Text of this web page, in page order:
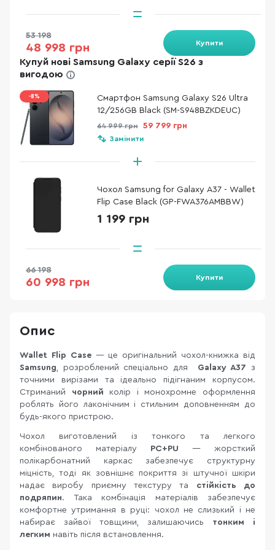
53 198
48 998 грн Купити
Купуй нові Samsung Galaxy серії S26 з
вигодою
-8%
Смартфон Samsung Galaxy S26 Ultra
12/256GB Black (SM-S948BZKDEUC)
64 999 грн 59 799 грн
Замінити
Чохол Samsung for Galaxy A37 - Wallet
Flip Case Black (GP-FWA376AMBBW)
1 199 грн
66 198
60 998 грн Купити
Опис
Wallet Flip Case— це оригінальний чохол-книжка від
Samsung, розроблений спеціально для Galaxy A37 з
точними вирізами та ідеально підігнаним корпусом.
Стриманий чорнийколір і монохромне оформлення
роблять його лаконічним і стильним доповненням до
будь-якого пристрою.
Чохол виготовлений із тонкого та легкого
комбінованого матеріалу PC+PU — жорсткий
полікарбонатний каркас забезпечує структурну
міцність, тоді як зовнішнє покриття зі штучної шкіри
надає виробу приємну текстуру та стійкість до
подряпин. Така комбінація матеріалів забезпечує
комфортне утримання в руці: чохол не слизький і не
набирає зайвої товщини, залишаючись тонким і
легким навіть після встановлення.